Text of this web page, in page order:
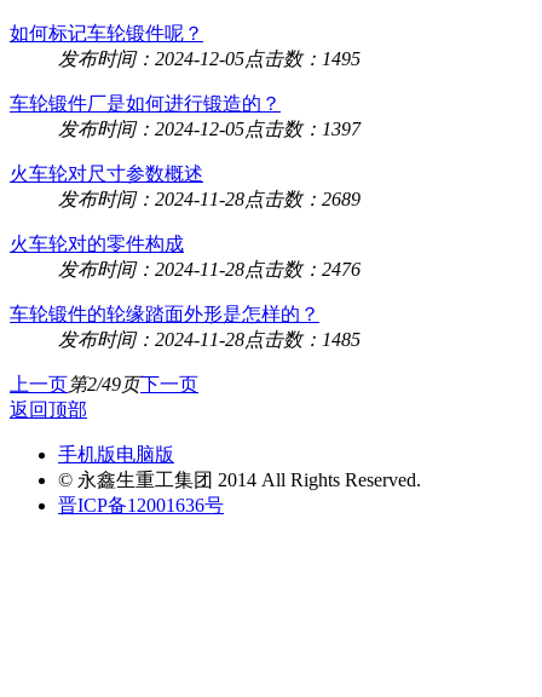
如何标记车轮锻件呢？
发布时间：2024-12-05点击数：1495
车轮锻件厂是如何进行锻造的？
发布时间：2024-12-05点击数：1397
火车轮对尺寸参数概述
发布时间：2024-11-28点击数：2689
火车轮对的零件构成
发布时间：2024-11-28点击数：2476
车轮锻件的轮缘踏面外形是怎样的？
发布时间：2024-11-28点击数：1485
上一页第2/49页下一页
返回顶部
手机版电脑版
© 永鑫生重工集团 2014 All Rights Reserved.
晋ICP备12001636号